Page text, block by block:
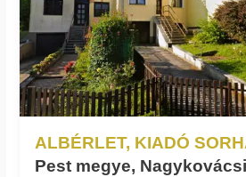
ALBÉRLET, KIADÓ
Pest megye,